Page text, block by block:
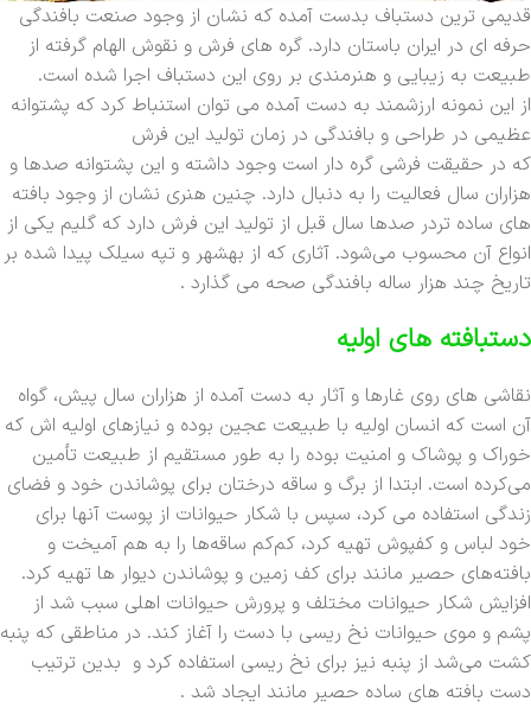
قدیمی ترین دستباف بدست آمده که نشان از وجود صنعت بافندگی
حرفه ای در ایران باستان دارد. گره های فرش و نقوش الهام گرفته از
طبیعت به زیبایی و هنرمندی بر روی این دستباف اجرا شده است.
از این نمونه ارزشمند به دست آمده می توان استنباط کرد که پشتوانه
عظیمی در طراحی و بافندگی در زمان تولید این فرش
که در حقیقت فرشی گره دار است وجود داشته و این پشتوانه صدها و
هزاران سال فعالیت را به دنبال دارد. چنین هنری نشان از وجود بافته
های ساده تردر صدها سال قبل از تولید این فرش دارد که گلیم یکی از
انواع آن محسوب می‌شود. آثاری که از بهشهر و تپه سیلک پیدا شده بر
تاریخ چند هزار ساله بافندگی صحه می گذارد .
دستبافته های اولیه
نقاشی های روی غارها و آثار به دست آمده از هزاران سال پیش، گواه
آن است که انسان اولیه با طبیعت عجین بوده و نیازهای اولیه اش که
خوراک و پوشاک و امنیت بوده را به طور مستقیم از طبیعت تأمین
می‌کرده است. ابتدا از برگ و ساقه درختان برای پوشاندن خود و فضای
زندگی استفاده می کرد، سپس با شکار حیوانات از پوست آنها برای
خود لباس و کفپوش تهیه کرد، کم‌کم ساقه‌ها را به هم آمیخت و
بافته‌های حصیر مانند برای کف زمین و پوشاندن دیوار ها تهیه کرد.
افزایش شکار حیوانات مختلف و پرورش حیوانات اهلی سبب شد از
پشم و موی حیوانات نخ ریسی با دست را آغاز کند. در مناطقی که پنبه
کشت می‌شد از پنبه نیز برای نخ ریسی استفاده کرد و بدین ترتیب
دست بافته های ساده حصیر مانند ایجاد شد .